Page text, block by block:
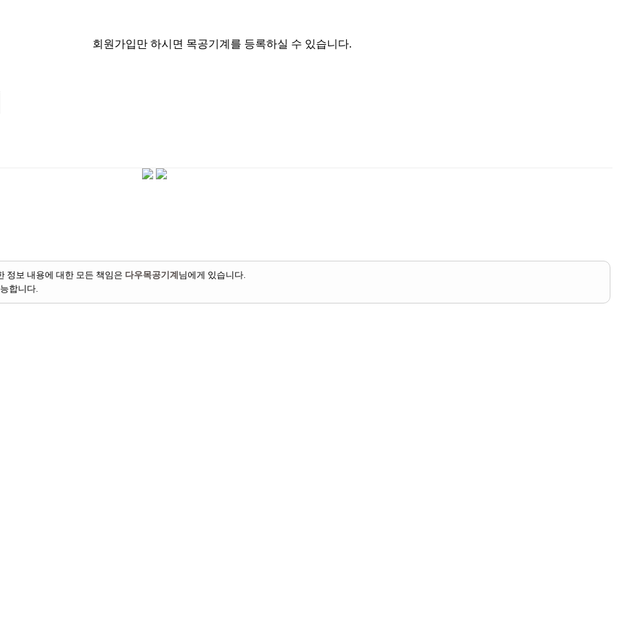
회원가입만 하시면 목공기계를 등록하실 수 있습니다.
정보 내용에 대한 모든 책임은 다우목공기계님에게 있습니다.
합니다.